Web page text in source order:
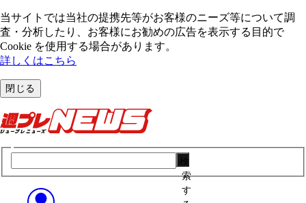
当サイトでは当社の提携先等がお客様のニーズ等について調
査・分析したり、お客様にお勧めの広告を表⽰する⽬的で
Cookie を使⽤する場合があります。
詳しくはこちら
閉じる
索
す